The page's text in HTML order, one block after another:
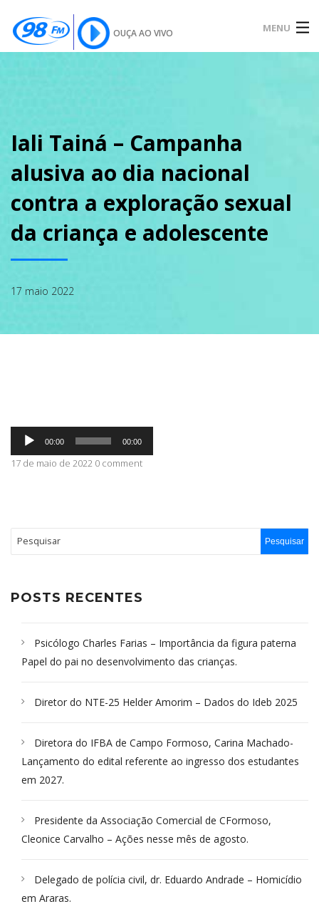
OUÇA AO VIVO MENU
SOBRE
PODCAST
GALERIA
Iali Tainá – Campanha
alusiva ao dia nacional
contra a exploração sexual
da criança e adolescente
17 maio 2022
Tocador
áudio
00:00 00:00
17 de maio de 2022 0 comment
POSTS RECENTES
Psicólogo Charles Farias – Importância da figura paterna
Papel do pai no desenvolvimento das crianças.
Diretor do NTE-25 Helder Amorim – Dados do Ideb 2025
Diretora do IFBA de Campo Formoso, Carina Machado-
Lançamento do edital referente ao ingresso dos estudantes
em 2027.
Presidente da Associação Comercial de CFormoso,
Cleonice Carvalho – Ações nesse mês de agosto.
Delegado de polícia civil, dr. Eduardo Andrade – Homicídio
em Araras.